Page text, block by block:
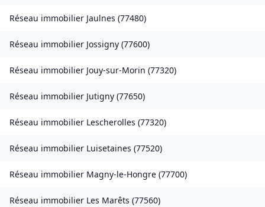
Réseau immobilier Jaulnes (77480)
Réseau immobilier Jossigny (77600)
Réseau immobilier Jouy-sur-Morin (77320)
Réseau immobilier Jutigny (77650)
Réseau immobilier Lescherolles (77320)
Réseau immobilier Luisetaines (77520)
Réseau immobilier Magny-le-Hongre (77700)
Réseau immobilier Les Marêts (77560)